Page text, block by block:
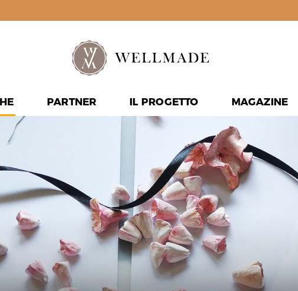
PARTNER IL PROGETTO MAGAZINE